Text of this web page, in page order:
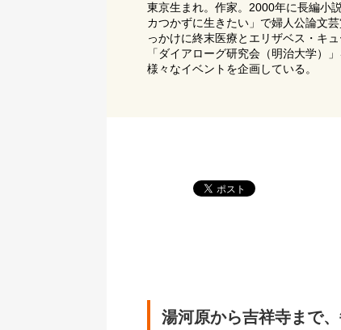
東京生まれ。作家。2000年に長編小
カつかずに生きたい」で婦人公論文
っかけに終末医療とエリザベス・キ
「ダイアローグ研究会（明治大学）
様々なイベントを企画している。
湯河原から吉祥寺まで